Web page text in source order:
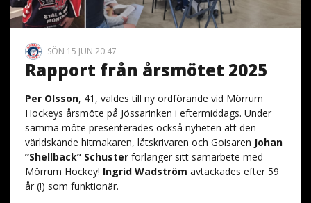
SÖN 15 JUN 20:47
Rapport från årsmötet 2025
Per Olsson, 41, valdes till ny ordförande vid Mörrum
Hockeys årsmöte på Jössarinken i eftermiddags. Under
samma möte presenterades också nyheten att den
världskände hitmakaren, låtskrivaren och Goisaren Johan
”Shellback” Schusterförlänger sitt samarbete med
Mörrum Hockey! Ingrid Wadström avtackades efter 59
år (!) som funktionär.